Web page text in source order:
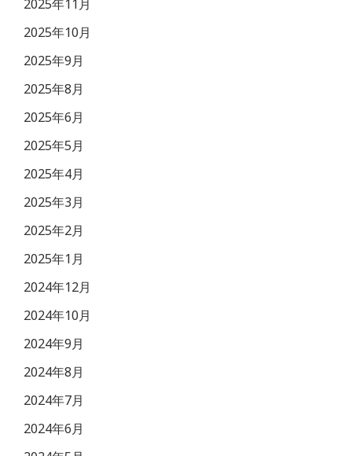
2025年11月
2025年10月
2025年9月
2025年8月
2025年6月
2025年5月
2025年4月
2025年3月
2025年2月
2025年1月
2024年12月
2024年10月
2024年9月
2024年8月
2024年7月
2024年6月